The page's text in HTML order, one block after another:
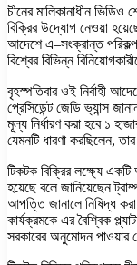
চীনের মালিকানাধীন ভিডিও
বিক্রির উদ্যোগ নেওয়া
আদেশে এ–সংক্রান্ত
বিশ্বের বিভিন্ন
বৃহস্পতিবার ওই নির্বাহী
প্রেসিডেন্ট জেডি ভ্যান্স
মূল্য নির্ধারণ করা হবে ১
যেমনটি ধারণা করছিলেন,
টিকটক বিক্রির লক্ষ্যে
হয়েছে বলে জানিয়েছেন
আপত্তি জানালে নিষিদ্ধ
কার্যক্রমকে এর বৈশ্বিক
সরকারের অনুমোদন পাওয়ার